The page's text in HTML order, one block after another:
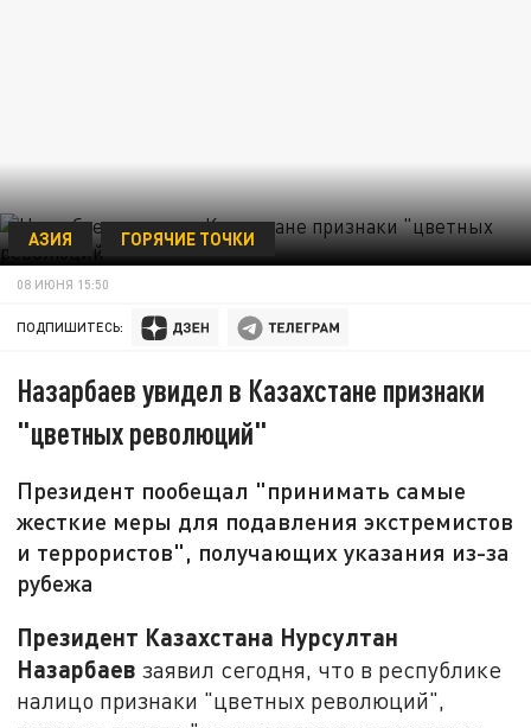
АЗИЯ ГОРЯЧИЕ ТОЧКИ
08 ИЮНЯ 15:50
ПОДПИШИТЕСЬ:
Назарбаев увидел в Казахстане признаки
"цветных революций"
Президент пообещал "принимать самые
жесткие меры для подавления экстремистов
и террористов", получающих указания из-за
рубежа
Президент Казахстана Нурсултан
Назарбаев заявил сегодня, что в республике
налицо признаки "цветных революций",